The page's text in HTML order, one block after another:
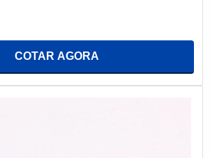
COTAR AGORA